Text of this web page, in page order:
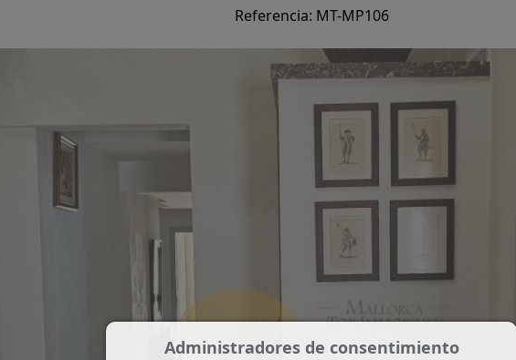
Referencia: MT-MP106
Administradores de consentimiento